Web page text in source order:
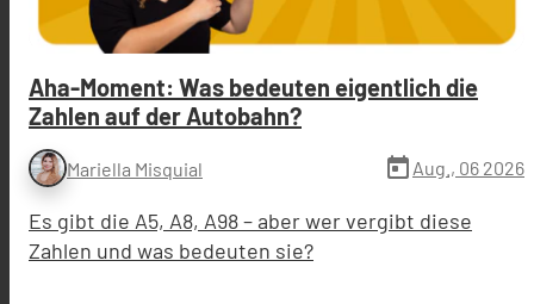
Aha-Moment: Was bedeuten eigentlich die
Zahlen auf der Autobahn?
Mariella Misquial today Aug., 06 2026
Es gibt die A5, A8, A98 – aber wer vergibt diese
Zahlen und was bedeuten sie?